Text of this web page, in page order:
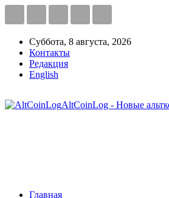
Суббота, 8 августа, 2026
Контакты
Редакция
English
AltCoinLog - Новые
Главная